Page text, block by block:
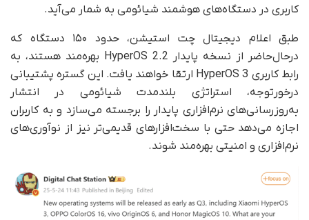
کاربری در دستگاه‌های هوشمند شیائومی به شمار می‌آید.
طبق اعلام دیجیتال چت استیشن، حدود ۱۵۰ دستگاه که
در‌حال‌حاضر از نسخه پایدار HyperOS 2.2 بهره‌مند هستند، به
رابط کاربری HyperOS 3 ارتقا خواهند یافت. این گستره پشتیبانی
درخورتوجه، استراتژی بلندمدت شیائومی در انتشار
به‌روزرسانی‌های نرم‌افزاری پایدار را برجسته می‌سازد و به کاربران
اجازه می‌دهد حتی با سخت‌افزارهای قدیمی‌تر نیز از نوآوری‌های
نرم‌افزاری و امنیتی بهره‌مند شوند.